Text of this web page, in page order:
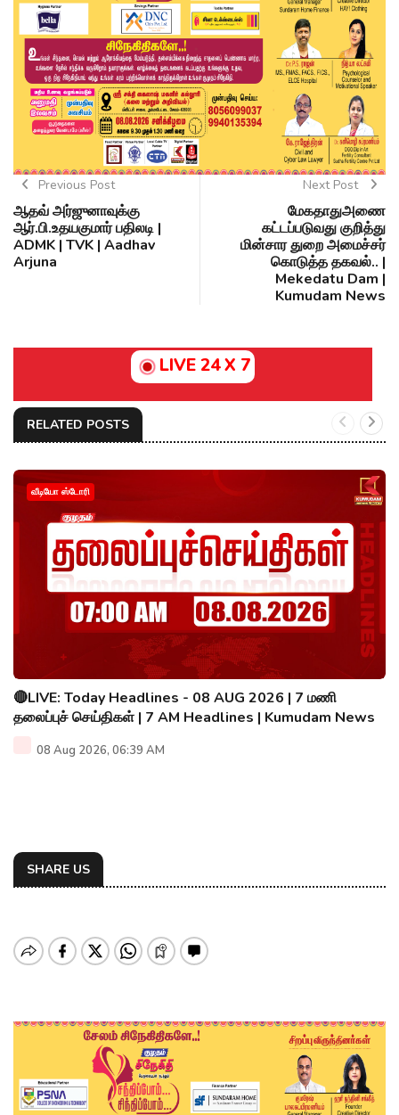
Previous Post
ஆதவ் அர்ஜுனாவுக்கு
ஆர்.பி.உதயகுமார் பதிலடி |
ADMK | TVK | Aadhav
Arjuna
Next Post
மேகதாதுஅணை
கட்டப்படுவது குறித்து
மின்சார துறை அமைச்சர்
கொடுத்த தகவல்.. |
Mekedatu Dam |
Kumudam News
LIVE 24 X 7
RELATED POSTS
வீடியோ ஸ்டோரி
🔴LIVE: Today Headlines - 08 AUG 2026 | 7 மணி
தலைப்புச் செய்திகள் | 7 AM Headlines | Kumudam News
08 Aug 2026, 06:39 AM
SHARE US